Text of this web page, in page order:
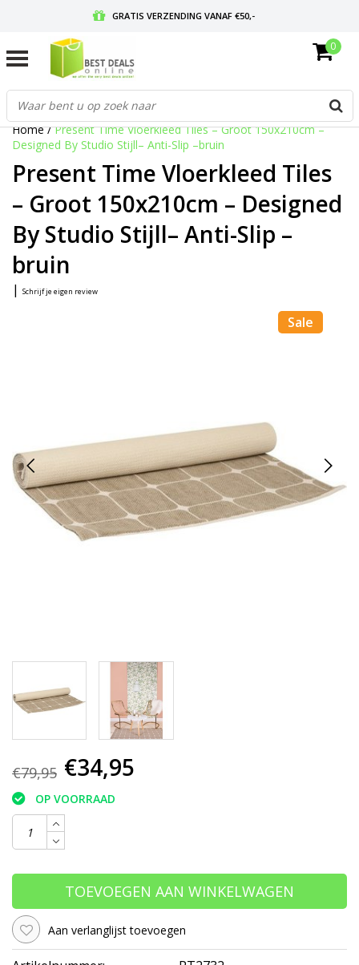
GRATIS VERZENDING VANAF €50,-
GRATIS RETOURNEREN EN 30 DAGEN BEDENKTIJD
0
Home/Present Time Vloerkleed Tiles – Groot 150x210cm –
Designed By Studio Stijll– Anti-Slip –bruin
Present Time Vloerkleed Tiles
– Groot 150x210cm – Designed
By Studio Stijll– Anti-Slip –
bruin
| Schrijf je eigen review
Sale
€79,95 €34,95
OP VOORRAAD
TOEVOEGEN AAN WINKELWAGEN
Aan verlanglijst toevoegen